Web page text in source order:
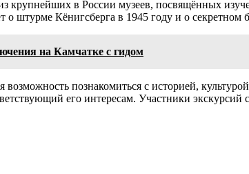
крупнейших в России музеев, посвящённых
о штурме Кёнигсберга в 1945 году и о
на Камчатке с гидом
познакомиться с историей,
его интересам. Участники экскурсий